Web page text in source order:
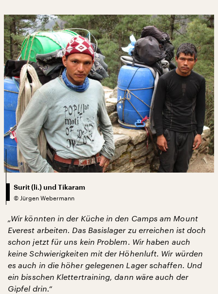
Surit (li.) und Tikaram
© Jürgen Webermann
„Wir könnten in der Küche in den Camps am Mount
Everest arbeiten. Das Basislager zu erreichen ist doch
schon jetzt für uns kein Problem. Wir haben auch
keine Schwierigkeiten mit der Höhenluft. Wir würden
es auch in die höher gelegenen Lager schaffen. Und
ein bisschen Klettertraining, dann wäre auch der
Gipfel drin.“